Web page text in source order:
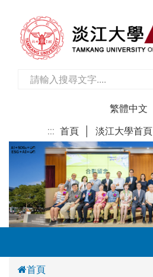
繁體中文
::: 首頁 淡江大學首頁
首頁